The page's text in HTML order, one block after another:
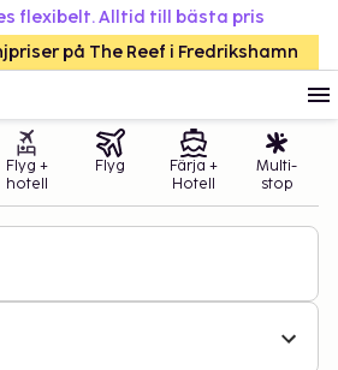
flexibelt. Alltid till bästa pris
på The Reef i Fredrikshamn
Flyg +
hotell
Flyg
Färja +
Hotell
Multi-
stop